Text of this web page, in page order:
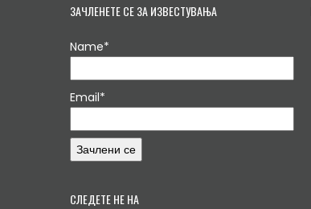
ЗАЧЛЕНЕТЕ СЕ ЗА ИЗВЕСТУВАЊА
Name*
Email*
СЛЕДЕТЕ НЕ НА